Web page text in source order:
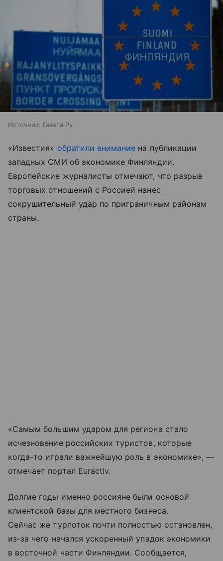
Источник: Газета.Ру
«Известия» обратили внимание на публикации
западных СМИ об экономике Финляндии.
Европейские журналисты отмечают, что разрыв
торговых отношений с Россией нанес
сокрушительный удар по приграничным районам
страны.
«Самым большим ударом для региона стало
исчезновение российских туристов, которые
когда-то играли важнейшую роль в экономике», —
отмечает портал Euractiv.
Долгие годы именно россияне были основой
клиентской базы для местного бизнеса.
Сейчас же турпоток почти полностью остановлен,
из-за чего начался ускоренный упадок экономики
в восточной части Финляндии. Сообщается,